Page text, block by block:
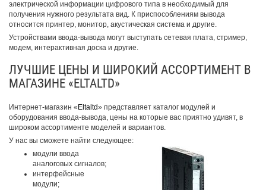
электрической информации цифрового типа в необходимый для
получения нужного результата вид. К приспособлениям вывода
относится принтер, монитор, акустическая система и другие.
Устройствами ввода-вывода могут выступать сетевая плата, стример,
модем, интерактивная доска и другие.
ЛУЧШИЕ ЦЕНЫ И ШИРОКИЙ АССОРТИМЕНТ В
МАГАЗИНЕ «ELTALTD»
Интернет-магазин «Eltaltd» представляет каталог модулей и
оборудования ввода-вывода, цены на которые вас приятно удивят, в
широком ассортименте моделей и вариантов.
У нас вы сможете найти следующее:
модули ввода
аналоговых сигналов;
интерфейсные
модули;